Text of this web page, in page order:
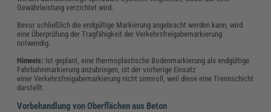
Gewährleistung verzichtet wird.
Bevor schließlich die endgültige Markierung angebracht werden kann, wird
eine Überprüfung der Tragfähigkeit der Verkehrsfreigabemarkierung
notwendig.
Hinweis: Ist geplant, eine thermoplastische Bodenmarkierung als endgültige
Fahrbahnmarkierung anzubringen, ist der vorherige Einsatz
einer Verkehrsfreigabemarkierung nicht sinnvoll, weil diese eine Trennschicht
darstellt.
Vorbehandlung von Oberflächen aus Beton